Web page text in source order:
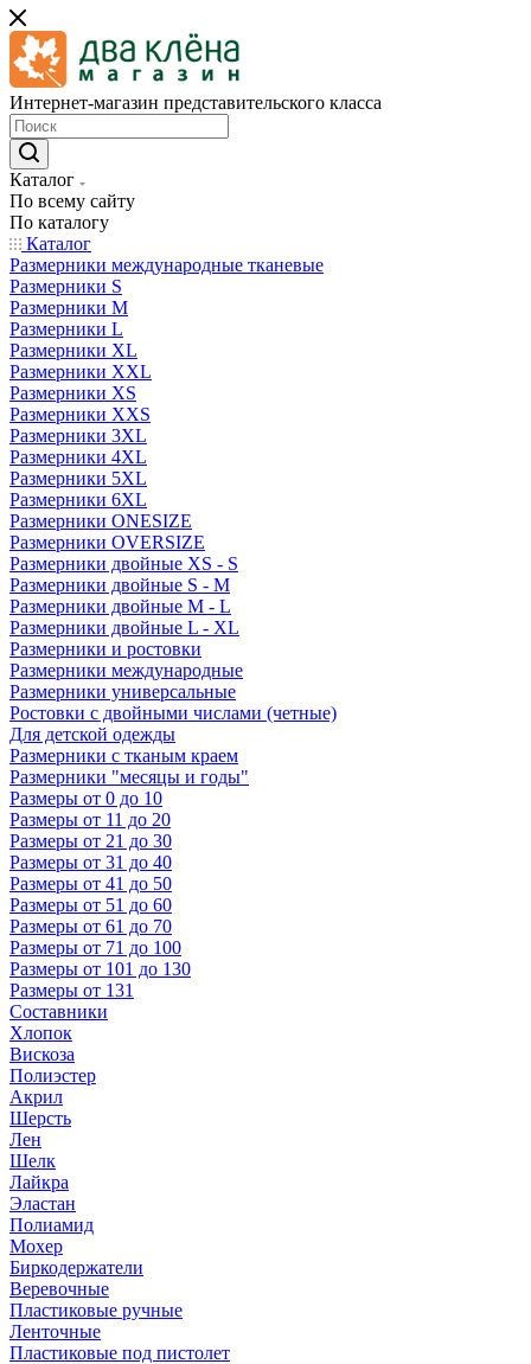
Интернет-магазин представительского класса
Каталог
По всему сайту
По каталогу
Каталог
Размерники международные тканевые
Размерники S
Размерники M
Размерники L
Размерники XL
Размерники XXL
Размерники XS
Размерники XXS
Размерники 3XL
Размерники 4XL
Размерники 5XL
Размерники 6XL
Размерники ONESIZE
Размерники OVERSIZE
Размерники двойные XS - S
Размерники двойные S - M
Размерники двойные M - L
Размерники двойные L - XL
Размерники и ростовки
Размерники международные
Размерники универсальные
Ростовки с двойными числами (четные)
Для детской одежды
Размерники с тканым краем
Размерники "месяцы и годы"
Размеры от 0 до 10
Размеры от 11 до 20
Размеры от 21 до 30
Размеры от 31 до 40
Размеры от 41 до 50
Размеры от 51 до 60
Размеры от 61 до 70
Размеры от 71 до 100
Размеры от 101 до 130
Размеры от 131
Составники
Хлопок
Вискоза
Полиэстер
Акрил
Шерсть
Лен
Шелк
Лайкра
Эластан
Полиамид
Мохер
Биркодержатели
Веревочные
Пластиковые ручные
Ленточные
Пластиковые под пистолет